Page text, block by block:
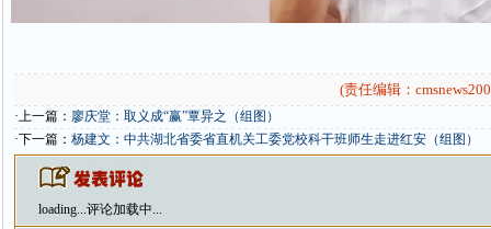
(责任编辑：
·上一篇： 廖庆堂：取义成“赢”覃异之（组图）
·下一篇： 杨建文：中共湖北省委省直机关工委党校科干班师生走进红安（组图）
loading...评论加载中...